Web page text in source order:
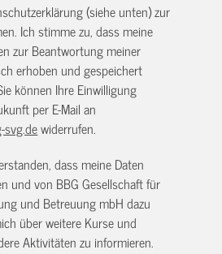
(siehe unten) zur
Ich stimme zu, dass meine
zur Beantwortung meiner
erhoben und gespeichert
können Ihre Einwilligung
per E-Mail an
svg.dewiderrufen.
dass meine Daten
und von BBG Gesellschaft für
und Betreuung mbH dazu
über weitere Kurse und
Aktivitäten zu informieren.